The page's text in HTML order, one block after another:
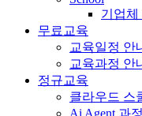
기업체
무료교육
교육일정 안
교육과정 안
정규교육
클라우드 스
Ai Agent 과